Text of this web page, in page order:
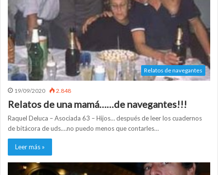
Relatos de navegantes
19/09/2020 2.848
Relatos de una mamá……de navegantes!!!
Raquel Deluca – Asociada 63 – Hijos… después de leer los cuadernos
de bitácora de uds.…no puedo menos que contarles…
Leer más »